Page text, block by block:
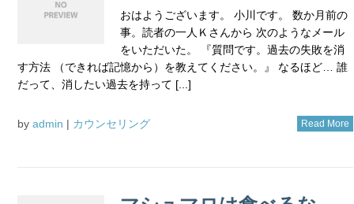
おはようございます。 小川です。 数か月前の
事。読者の一人Ｋさんから 次のようなメール
をいただいた。 『質問です。過去の失敗を消
す方法 （できれば記憶から）を教えてください。』 なるほど… 誰
だって、消したい過去を持って [...]
by admin | カウンセリング Read More